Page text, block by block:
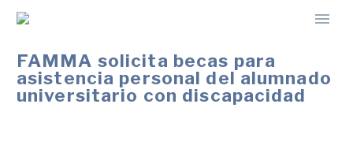
FAMMA solicita becas para
asistencia personal del alumnado
universitario con discapacidad